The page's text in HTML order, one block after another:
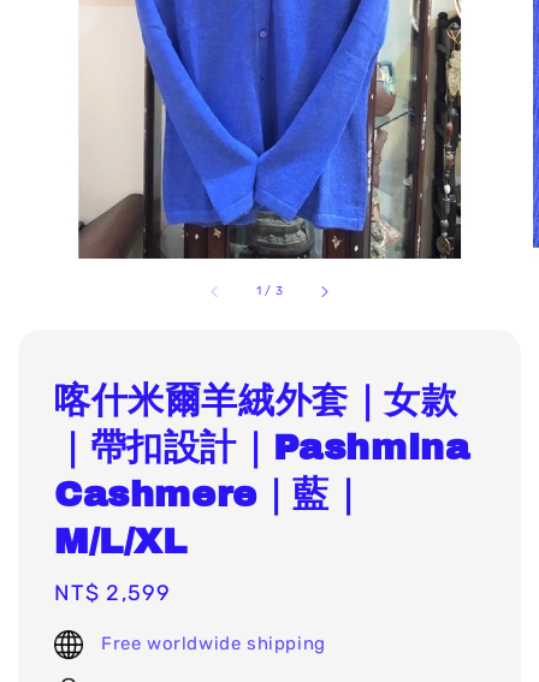
1 / 3
喀什米爾羊絨外套｜女款
｜帶扣設計｜Pashmina
Cashmere｜藍｜
M/L/XL
Regular
price
NT$ 2,599
Free worldwide shipping